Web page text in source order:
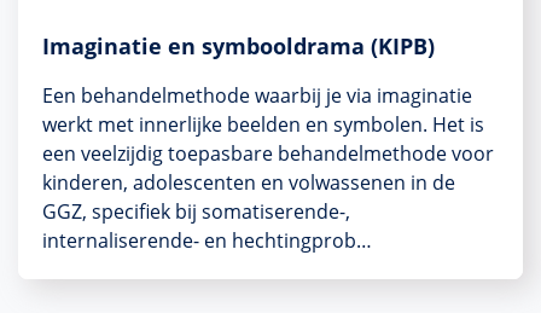
Imaginatie en symbooldrama (KIPB)
Een behandelmethode waarbij je via imaginatie
werkt met innerlijke beelden en symbolen. Het is
een veelzijdig toepasbare behandelmethode voor
kinderen, adolescenten en volwassenen in de
GGZ, specifiek bij somatiserende-,
internaliserende- en hechtingprob…